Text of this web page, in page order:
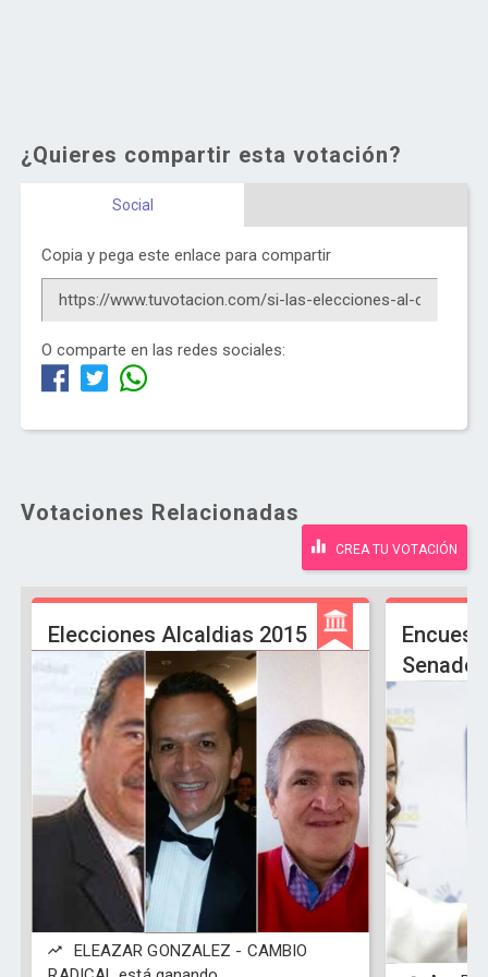
¿Quieres compartir esta votación?
Social
Copia y pega este enlace para compartir
O comparte en las redes sociales:
Votaciones Relacionadas
CREA TU VOTACIÓN
Elecciones Alcaldias 2015
ELEAZAR GONZALEZ - CAMBIO
Senado